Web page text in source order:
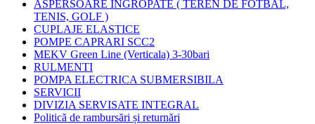
ASPERSOARE INGROPATE ( TEREN DE FOTBAL,
TENIS, GOLF )
CUPLAJE ELASTICE
POMPE CAPRARI SCC2
MEKV Green Line (Verticala) 3-30bari
RULMENTI
POMPA ELECTRICA SUBMERSIBILA
SERVICII
DIVIZIA SERVISATE INTEGRAL
Politică de rambursări și returnări